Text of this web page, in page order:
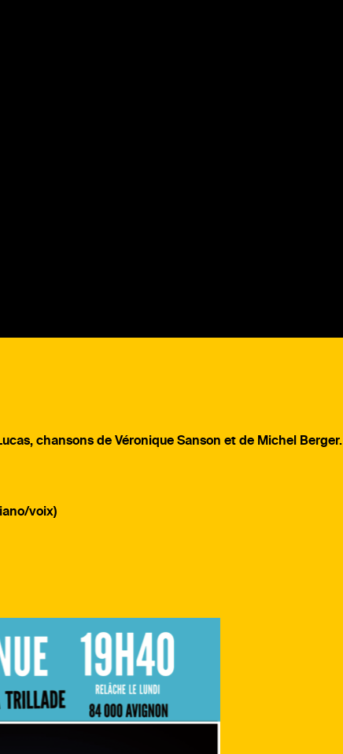
chansons de Véronique Sanson et de Michel Berger.
voix)